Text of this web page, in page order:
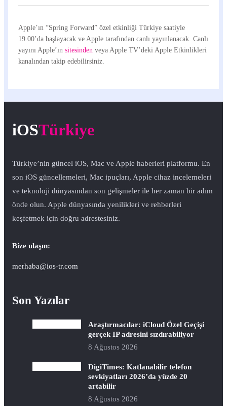
Apple’ın “Spring Forward” özel etkinliği Türkiye saatiyle
19.00’da başlayacak ve Apple tarafından canlı yayınlanacak. Canlı
yayını Apple’ın sitesinden veya Apple TV’deki Apple Etkinlikleri
kanalından takip edebilirsiniz.
iOSTürkiye
Türkiye’nin güncel iOS, Mac ve Apple haberleri platformu. En
son iOS güncellemeleri, Mac ipuçları, Apple cihaz incelemeleri
ve teknoloji dünyasından son gelişmeler ile her zaman bir adım
önde olun. Apple dünyasında yenilikleri ve rehberleri
keşfetmek için doğru adrestesiniz.
Bize ulaşın:
merhaba@ios-tr.com
Son Yazılar
Araştırmacılar: iCloud Özel Geçişi
gerçek IP adresini sızdırabiliyor
8 Ağustos 2026
DigiTimes: Katlanabilir telefon
sevkiyatları 2026’da yüzde 20
artabilir
8 Ağustos 2026